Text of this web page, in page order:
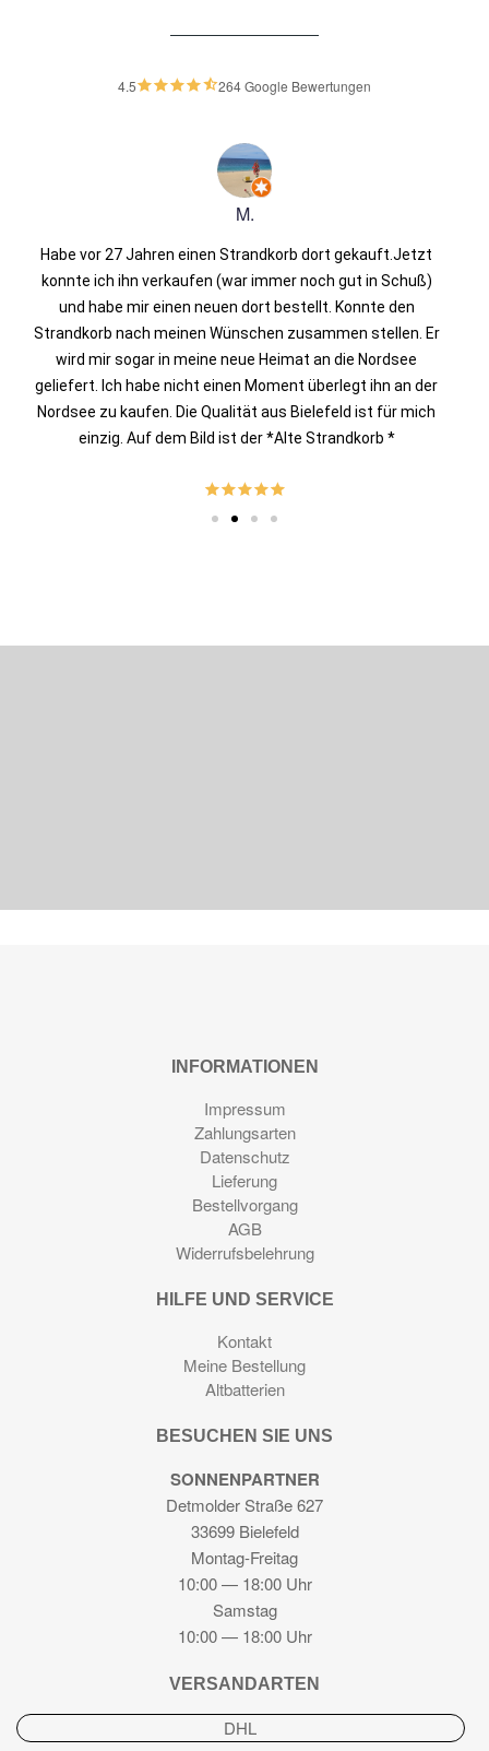
4.5 264 Google Bewertungen
M.
Habe vor 27 Jahren einen Strandkorb dort gekauft.Jetzt
konnte ich ihn verkaufen (war immer noch gut in Schuß)
und habe mir einen neuen dort bestellt. Konnte den
Strandkorb nach meinen Wünschen zusammen stellen. Er
wird mir sogar in meine neue Heimat an die Nordsee
geliefert. Ich habe nicht einen Moment überlegt ihn an der
Nordsee zu kaufen. Die Qualität aus Bielefeld ist für mich
einzig. Auf dem Bild ist der *Alte Strandkorb *
INFORMATIONEN
Impressum
Zahlungsarten
Datenschutz
Lieferung
Bestellvorgang
AGB
Widerrufsbelehrung
HILFE UND SERVICE
Kontakt
Meine Bestellung
Altbatterien
BESUCHEN SIE UNS
SONNENPARTNER
Detmolder Straße 627
33699 Bielefeld
Montag-Freitag
10:00 — 18:00 Uhr
Samstag
10:00 — 18:00 Uhr
VERSANDARTEN
DHL